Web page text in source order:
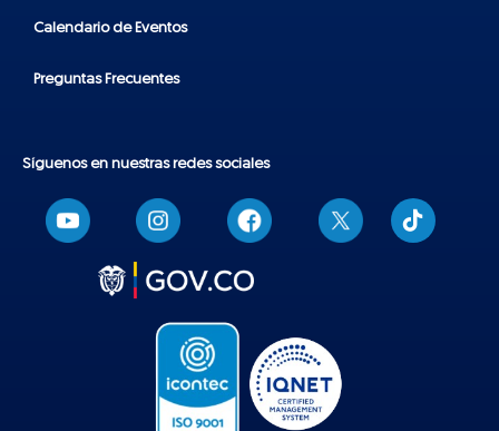
Calendario de Eventos
Preguntas Frecuentes
Síguenos en nuestras redes sociales
T
i
k